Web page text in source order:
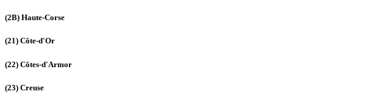
(2B) Haute-Corse
(21) Côte-d'Or
(22) Côtes-d'Armor
(23) Creuse